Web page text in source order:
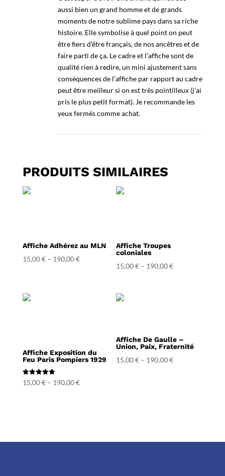
aussi bien un grand homme et de grands
moments de notre sublime pays dans sa riche
histoire. Elle symbolise à quel point on peut
être fiers d’être français, de nos ancêtres et de
faire parti de ça. Le cadre et l’affiche sont de
qualité rien à redire, un mini ajustement sans
conséquences de l’affiche par rapport au cadre
peut être meilleur si on est très pointilleux (j’ai
pris le plus petit format). Je recommande les
yeux fermés comme achat.
PRODUITS SIMILAIRES
Affiche Adhérez au MLN
15,00€– 190,00€
Affiche Troupes
coloniales
15,00€ – 190,00€
Affiche Exposition du
Feu Paris Pompiers 1929
Note
5.00
15,00€– 190,00€
Affiche De Gaulle –
Union, Paix, Fraternité
15,00€ – 190,00€